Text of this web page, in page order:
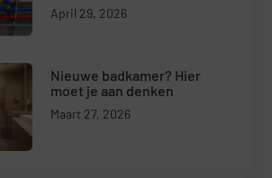
April 29, 2026
Nieuwe badkamer? Hier
moet je aan denken
Maart 27, 2026